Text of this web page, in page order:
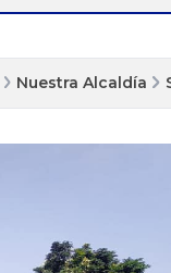
Nuestra Alcaldía